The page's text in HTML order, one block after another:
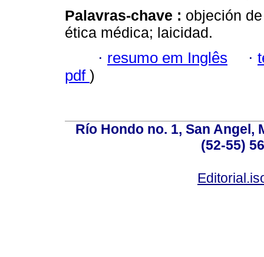
Palavras-chave : objeción
ética médica; laicidad.
· resumo em Inglês ·
pdf )
Río Hondo no. 1, San Angel,
(52-55)